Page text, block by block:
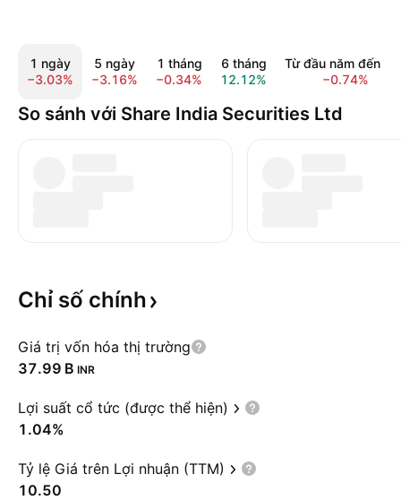
1 ngày
−3.03%
5 ngày
−3.16%
1 tháng
−0.34%
6 tháng
12.12%
Từ đầu năm đến
−0.74%
So sánh với Share India Securities Ltd
Chỉ số chính
Giá trị vốn hóa thị trường
‪37.99 B‬ INR
Lợi suất cổ tức (được thể hiện)
1.04%
Tỷ lệ Giá trên Lợi nhuận (TTM)
10.50